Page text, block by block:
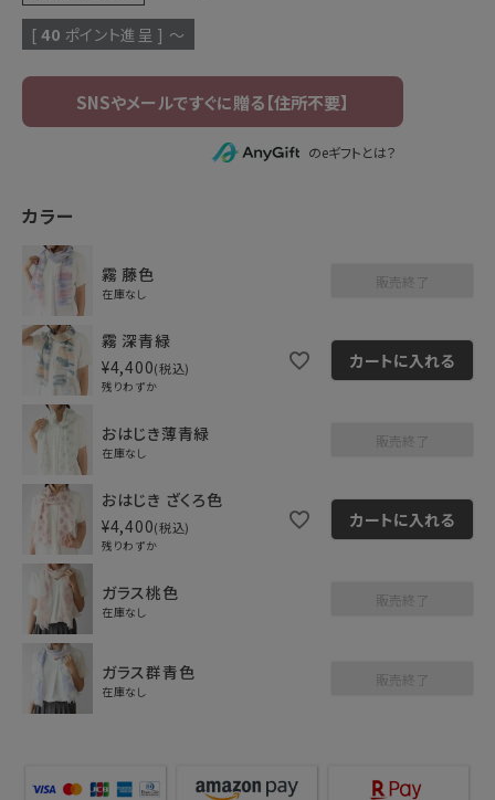
[ 40 ポイント進呈 ] 〜
のeギフトとは？
カラー
霧 藤色
在庫なし
販売終了
霧 深青緑
¥4,400 税込
残りわずか
カートに入れる
おはじき薄青緑
在庫なし
販売終了
おはじき ざくろ色
¥4,400 税込
残りわずか
カートに入れる
ガラス桃色
在庫なし
販売終了
ガラス群青色
在庫なし
販売終了